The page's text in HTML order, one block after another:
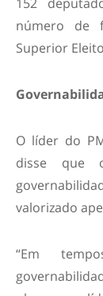
152
número de
Superior
O líder do
disse que
valorizado
“Em